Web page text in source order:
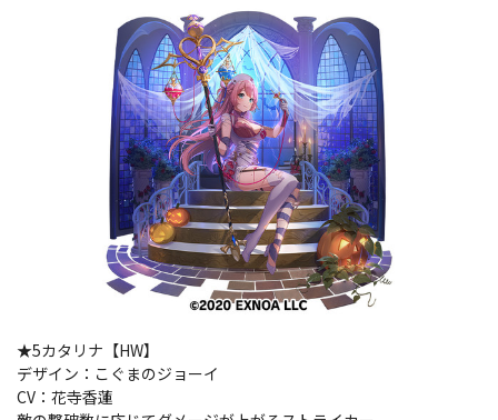
★5カタリナ【HW】
デザイン：こぐまのジョーイ
CV：花寺香蓮